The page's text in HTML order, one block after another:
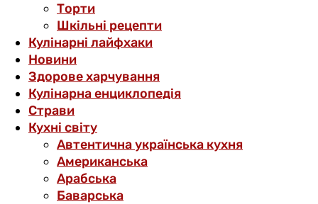
Торти
Шкільні рецепти
Кулінарні лайфхаки
Новини
Здорове харчування
Кулінарна енциклопедія
Страви
Кухні світу
Автентична українська кухня
Американська
Арабська
Баварська